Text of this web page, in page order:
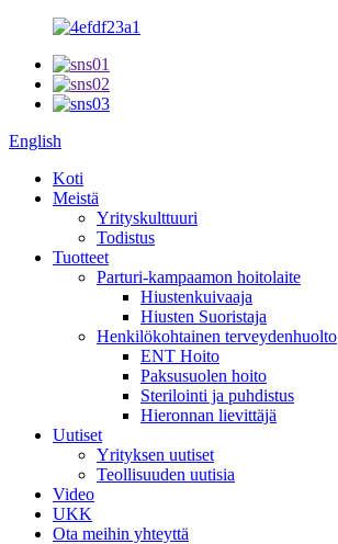
English
Koti
Meistä
Yrityskulttuuri
Todistus
Tuotteet
Parturi-kampaamon hoitolaite
Hiustenkuivaaja
Hiusten Suoristaja
Henkilökohtainen terveydenhuolto
ENT Hoito
Paksusuolen hoito
Sterilointi ja puhdistus
Hieronnan lievittäjä
Uutiset
Yrityksen uutiset
Teollisuuden uutisia
Video
UKK
Ota meihin yhteyttä